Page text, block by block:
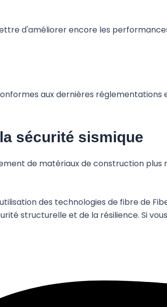
d'améliorer encore les
aux dernières réglementations
sécurité sismique
de matériaux de construction plus
des technologies de fibre de
structurelle et de la résilience. Si